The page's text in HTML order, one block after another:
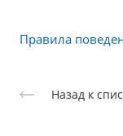
Правила
Назад к